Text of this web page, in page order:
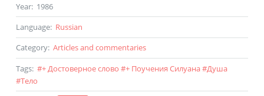
Year: 1986
Language: Russian
Category: Articles and commentaries
Tags: #+ Достоверное слово #+ Поучения Силуана#Душа
#Тело